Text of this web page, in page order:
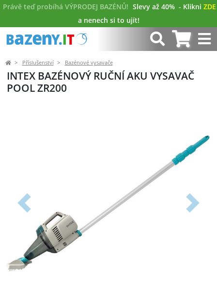
Právě teď probíhá VÝPRODEJ BAZÉNŮ! Slevy až 40% - Klikni ZDE
a nenech si to ujít!
Příslušenství Bazénové vysavače
INTEX BAZÉNOVÝ RUČNÍ AKU VYSAVAČ
POOL ZR200
Předchozí Další